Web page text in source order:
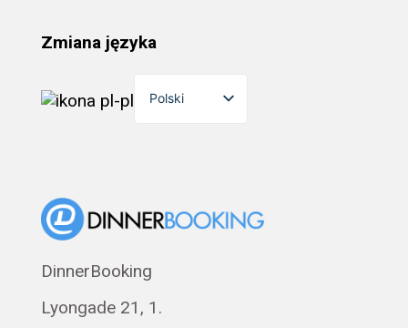
Zmiana języka
Polski
English
Norsk bokmål
Svenska
Français
DinnerBooking
Lyongade 21, 1.